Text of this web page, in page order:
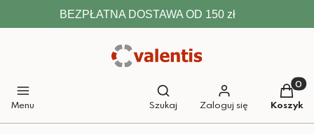
BEZPŁATNA DOSTAWA OD 150 zł
Menu
Otwórz wyszukiwarkę
Szukaj Zaloguj się Koszyk